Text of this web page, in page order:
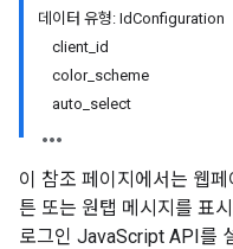
데이터 유형: IdConfiguration
client_id
color_scheme
auto_select
이 참조 페이지에서는 웹
튼 또는 원탭 메시지를 표
로그인 JavaScript API를